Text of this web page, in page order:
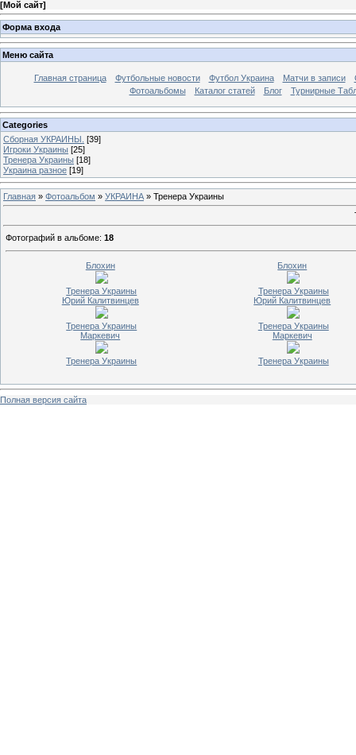
[Мой сайт]
Форма входа
Меню сайта
Главная страница Футбольные новости Футбол Украина Матчи в записи
Фотоальбомы
Каталог статей Блог Турнирные
Categories
Сборная УКРАИНЫ. [39]
Игроки Украины [25]
Тренера Украины [18]
Украина разное [19]
Главная » Фотоальбом » УКРАИНА » Тренера Украины
Фотографий в альбоме: 18
Блохин
Тренера Украины
Блохин
Тренера Украины
Юрий Калитвинцев
Тренера Украины
Юрий Калитвинцев
Тренера Украины
Маркевич
Тренера Украины
Маркевич
Тренера Украины
Полная версия сайта